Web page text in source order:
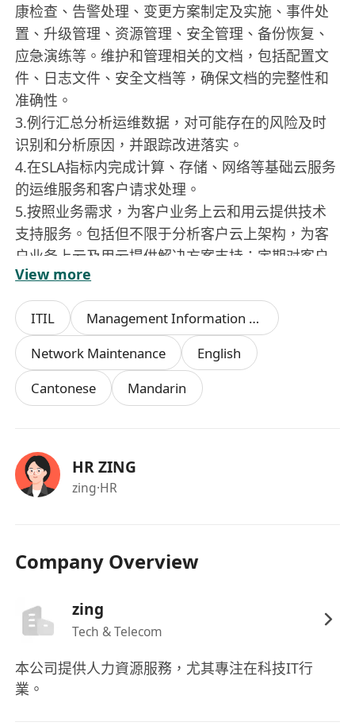
康检查、告警处理、变更方案制定及实施、事件处
置、升级管理、资源管理、安全管理、备份恢复、
应急演练等。维护和管理相关的文档，包括配置文
件、日志文件、安全文档等，确保文档的完整性和
准确性。
3.例行汇总分析运维数据，对可能存在的风险及时
识别和分析原因，并跟踪改进落实。
4.在SLA指标内完成计算、存储、网络等基础云服务
的运维服务和客户请求处理。
5.按照业务需求，为客户业务上云和用云提供技术
支持服务。包括但不限于分析客户云上架构，为客
户业务上云及用云提供解决方案支持；定期对客户
业务和技术问题进行汇总分析，提供优化建议，并
协助客户完成。
6.对解决的问题等进行总结，输出业务FAQ和案例，
并录入到知识库。
7.及时反馈业务运作中的流程、规则、话术、知识
内容、案例、产品、系统功能、工具体验等方面的
问题，提供优化策略建议，并跟踪改进落实。
View more
ITIL
Management Information System
Network Maintenance
English
Cantonese
Mandarin
HR ZING
zing·HR
Company Overview
zing
Tech & Telecom
本公司提供人力資源服務，尤其專注在科技IT行
業。